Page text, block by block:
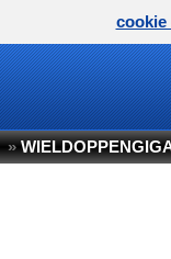
»
cookie